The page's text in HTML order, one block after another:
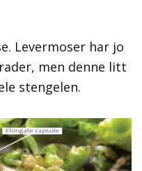
Levermoser har jo
men denne litt
stengelen.